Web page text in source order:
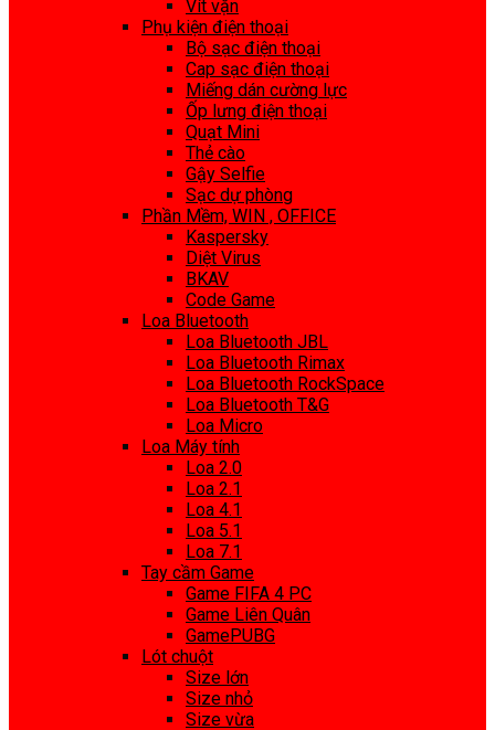
Vít vặn
Phụ kiện điện thoại
Bộ sạc điện thoại
Cap sạc điện thoại
Miếng dán cường lực
Ốp lưng điện thoại
Quạt Mini
Thẻ cào
Gậy Selfie
Sạc dự phòng
Phần Mềm, WIN , OFFICE
Kaspersky
Diệt Virus
BKAV
Code Game
Loa Bluetooth
Loa Bluetooth JBL
Loa Bluetooth Rimax
Loa Bluetooth RockSpace
Loa Bluetooth T&G
Loa Micro
Loa Máy tính
Loa 2.0
Loa 2.1
Loa 4.1
Loa 5.1
Loa 7.1
Tay cầm Game
Game FIFA 4 PC
Game Liên Quân
GamePUBG
Lót chuột
Size lớn
Size nhỏ
Size vừa